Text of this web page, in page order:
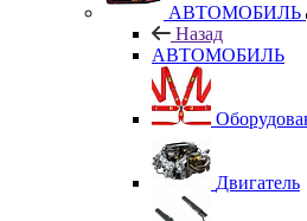
АВТОМОБИЛЬ
Назад
АВТОМОБИЛЬ
Двигатель